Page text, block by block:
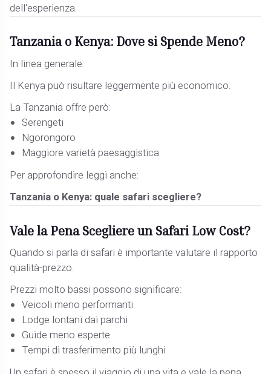
dell'esperienza.
Tanzania o Kenya: Dove si Spende Meno?
In linea generale:
Il Kenya può risultare leggermente più economico.
La Tanzania offre però:
Serengeti
Ngorongoro
Maggiore varietà paesaggistica
Per approfondire leggi anche:
Tanzania o Kenya: quale safari scegliere?
Vale la Pena Scegliere un Safari Low Cost?
Quando si parla di safari è importante valutare il rapporto
qualità-prezzo.
Prezzi molto bassi possono significare:
Veicoli meno performanti
Lodge lontani dai parchi
Guide meno esperte
Tempi di trasferimento più lunghi